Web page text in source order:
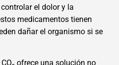
el dolor y la
medicamentos tienen
dañar el organismo si se
ofrece una solución no